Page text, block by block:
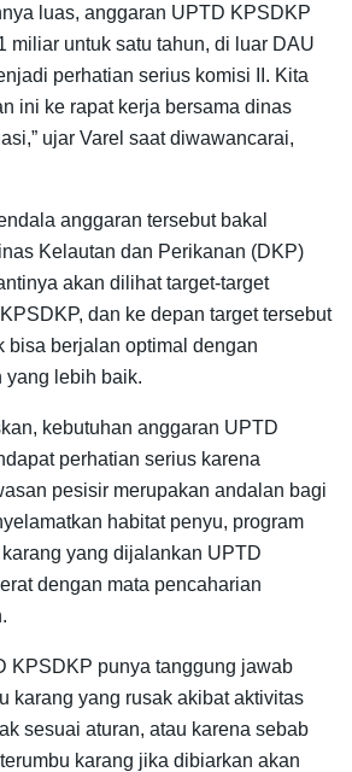
luas, anggaran UPTD KPSDKP
miliar untuk satu tahun, di luar DAU
perhatian serius komisi II. Kita
ini ke rapat kerja bersama dinas
ujar Varel saat diwawancarai,
anggaran tersebut bakal
Kelautan dan Perikanan (DKP)
akan dilihat target-target
dan ke depan target tersebut
bisa berjalan optimal dengan
yang lebih baik.
kebutuhan anggaran UPTD
perhatian serius karena
pesisir merupakan andalan bagi
habitat penyu, program
yang dijalankan UPTD
dengan mata pencaharian
KPSDKP punya tanggung jawab
karang yang rusak akibat aktivitas
sesuai aturan, atau karena sebab
karang jika dibiarkan akan